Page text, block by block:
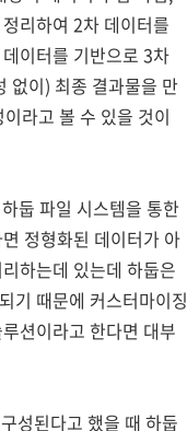
리하여 2차 데이터를
이터를 기반으로 3차
없이) 최종 결과물을 만
라고 볼 수 있을 것이
둡 파일 시스템을 통한
정형화된 데이터가 아
하는데 있는데 하둡은
기 때문에 커스터마이징
션이라고 한다면 대부
성된다고 했을 때 하둡